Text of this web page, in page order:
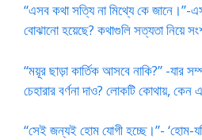
“এসব কথা সত্যি না মিথ্যে কে
বোঝানো হয়েছে? কথাগুলি সত্যতা নিয়ে
“ময়ূর ছাড়া কার্তিক আসবে নাকি?” -যার
চেহারার বর্ণনা দাও? লোকটি কোথায়, কেন
“সেই জন্যই হোম যোগী হচ্ছে।”- ‘হোম-